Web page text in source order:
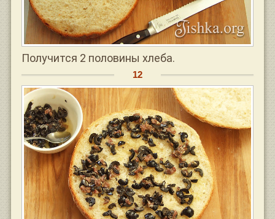
Получится 2 половины хлеба.